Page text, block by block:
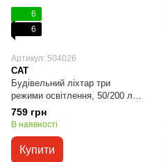
6
6
Артикул: 504026
CAT
Будівельний ліхтар три
режими освітлення, 50/200 лм
CAT 504026
759 грн
В наявності
Купити